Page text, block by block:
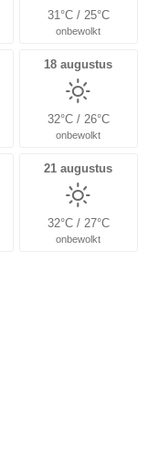
31°C / 25°C
onbewolkt
18 augustus
32°C / 26°C
onbewolkt
21 augustus
32°C / 27°C
onbewolkt